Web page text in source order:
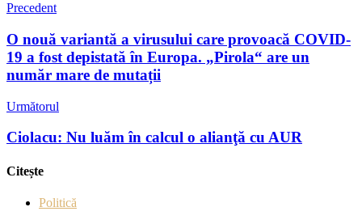
Precedent
O nouă variantă a virusului care provoacă COVID-
19 a fost depistată în Europa. „Pirola“ are un
număr mare de mutații
Următorul
Ciolacu: Nu luăm în calcul o alianţă cu AUR
Citește
Politică